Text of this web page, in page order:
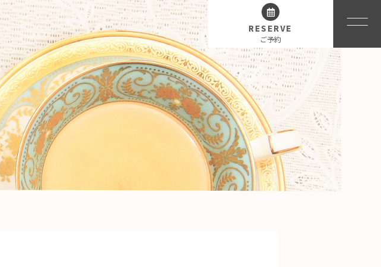
RESERVE
ご予約